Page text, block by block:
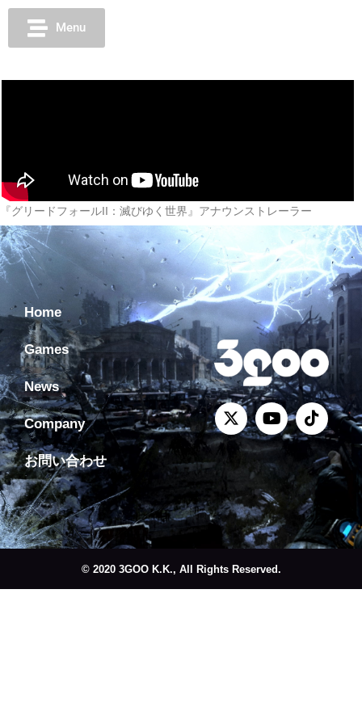
Menu
『グリードフォールII：滅びゆく世界』アナウンストレーラー
Home
Games
News
Company
お問い合わせ
© 2020 3GOO K.K., All Rights Reserved.